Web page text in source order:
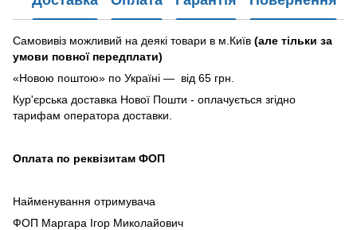
Самовивіз можливий на деякі товари в м.Київ (але тільки за
умови повної передплати)
«Новою поштою» по Україні — від 65 грн.
Кур'єрська доставка Нової Пошти - оплачується згідно
тарифам оператора доставки.
Оплата по реквізитам ФОП
Найменування отримувача
ФОП Маргара Ігор Миколайович